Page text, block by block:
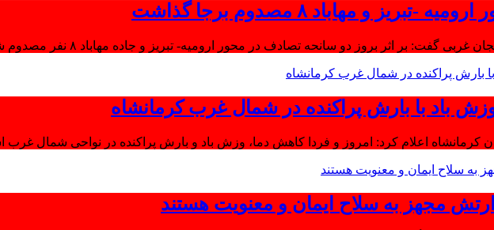
و مهاباد ۸ مصدوم برجا گذاشت
گفت: بر اثر بروز دو سانحه تصادف در محور ارومیه- تبریز و جاده مهاباد ۸ نفر مصدوم شدند.
باد با بارش پراکنده در شمال غرب کرمانشاه
کرمانشاه اعلام کرد: امروز و فردا کاهش دما، وزش باد و بارش پراکنده در نواحی شمال
ارتش مجهز به سلاح ایمان و معنویت هستند